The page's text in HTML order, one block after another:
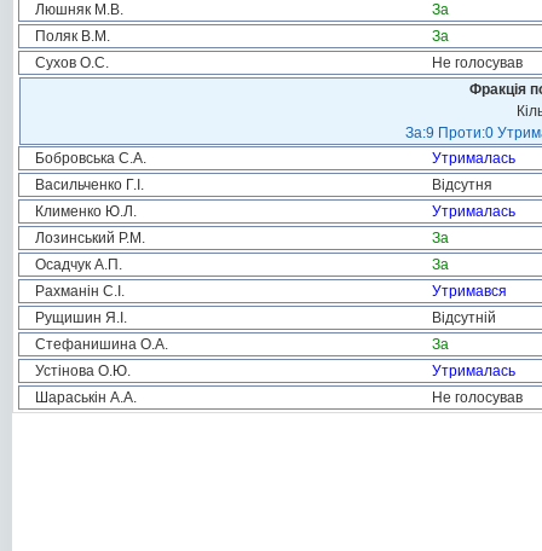
Люшняк М.В.
За
Поляк В.М.
За
Сухов О.С.
Не голосував
Фракція
За:9 Проти:0
Бобровська С.А.
Утрималась
Васильченко Г.І.
Відсутня
Клименко Ю.Л.
Утрималась
Лозинський Р.М.
За
Осадчук А.П.
За
Рахманін С.І.
Утримався
Рущишин Я.І.
Відсутній
Стефанишина О.А.
За
Устінова О.Ю.
Утрималась
Шараськін А.А.
Не голосував